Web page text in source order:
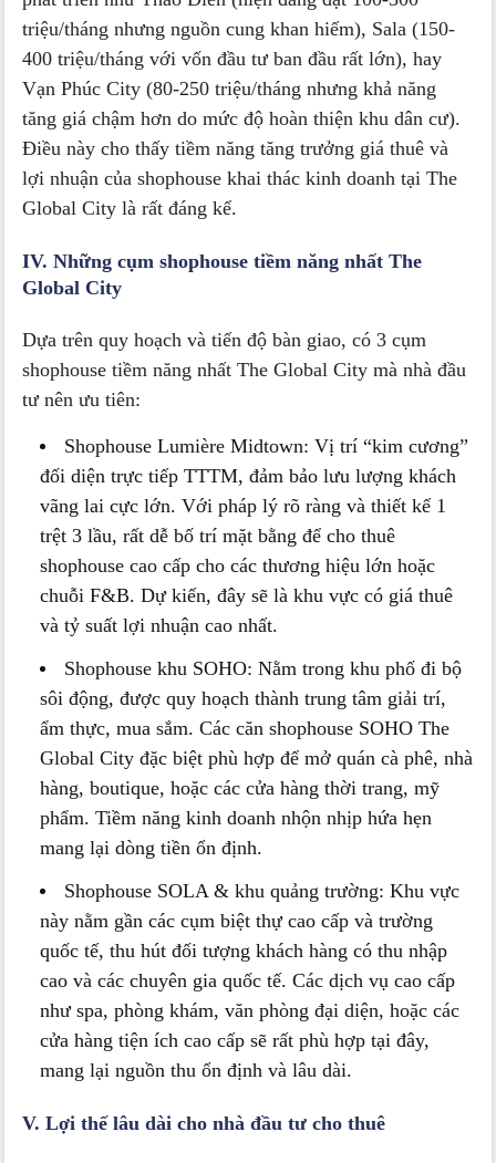
triệu/tháng nhưng nguồn cung khan hiếm), Sala (150-
400 triệu/tháng với vốn đầu tư ban đầu rất lớn), hay
Vạn Phúc City (80-250 triệu/tháng nhưng khả năng
tăng giá chậm hơn do mức độ hoàn thiện khu dân cư).
Điều này cho thấy tiềm năng tăng trưởng giá thuê và
lợi nhuận của shophouse khai thác kinh doanh tại The
Global City là rất đáng kể.
IV. Những cụm shophouse tiềm năng nhất The
Global City
Dựa trên quy hoạch và tiến độ bàn giao, có 3 cụm
shophouse tiềm năng nhất The Global City mà nhà đầu
tư nên ưu tiên:
Shophouse Lumière Midtown: Vị trí “kim cương”
đối diện trực tiếp TTTM, đảm bảo lưu lượng khách
vãng lai cực lớn. Với pháp lý rõ ràng và thiết kế 1
trệt 3 lầu, rất dễ bố trí mặt bằng để cho thuê
shophouse cao cấp cho các thương hiệu lớn hoặc
chuỗi F&B. Dự kiến, đây sẽ là khu vực có giá thuê
và tỷ suất lợi nhuận cao nhất.
Shophouse khu SOHO: Nằm trong khu phố đi bộ
sôi động, được quy hoạch thành trung tâm giải trí,
ẩm thực, mua sắm. Các căn shophouse SOHO The
Global City đặc biệt phù hợp để mở quán cà phê, nhà
hàng, boutique, hoặc các cửa hàng thời trang, mỹ
phẩm. Tiềm năng kinh doanh nhộn nhịp hứa hẹn
mang lại dòng tiền ổn định.
Shophouse SOLA & khu quảng trường: Khu vực
này nằm gần các cụm biệt thự cao cấp và trường
quốc tế, thu hút đối tượng khách hàng có thu nhập
cao và các chuyên gia quốc tế. Các dịch vụ cao cấp
như spa, phòng khám, văn phòng đại diện, hoặc các
cửa hàng tiện ích cao cấp sẽ rất phù hợp tại đây,
mang lại nguồn thu ổn định và lâu dài.
V. Lợi thế lâu dài cho nhà đầu tư cho thuê